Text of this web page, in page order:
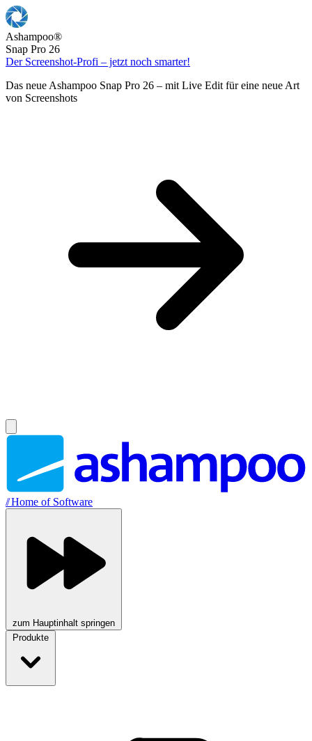
Ashampoo®
Snap Pro 26
Der Screenshot-Profi – jetzt noch smarter!
Das neue Ashampoo Snap Pro 26 – mit Live Edit für eine neue Art
von Screenshots
//Home of Software
zum Hauptinhalt springen
Produkte